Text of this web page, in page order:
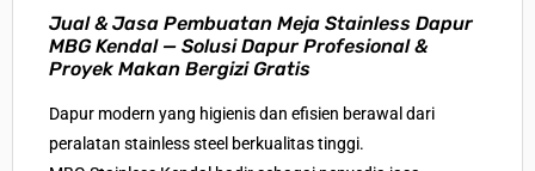
Jual & Jasa Pembuatan Meja Stainless Dapur
MBG Kendal — Solusi Dapur Profesional &
Proyek Makan Bergizi Gratis
Dapur modern yang higienis dan efisien berawal dari
peralatan stainless steel berkualitas tinggi.